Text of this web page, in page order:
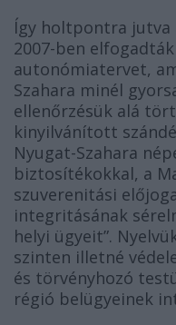
Így holtpontra jutva
2007-ben
autonómiatervet,
Szahara minél
ellenőrzésük alá
kinyilvánított
Nyugat-Szahara
biztosítékokkal, a
szuverenitási
integritásának
helyi ügyeit”.
szinten illetné
és törvényhozó
régió belügyeinek